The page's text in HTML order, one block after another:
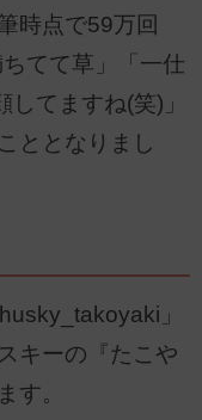
時点で59万回
てて草」「一仕
てますね(笑)」
ととなりまし
」
キーの『たこや
す。